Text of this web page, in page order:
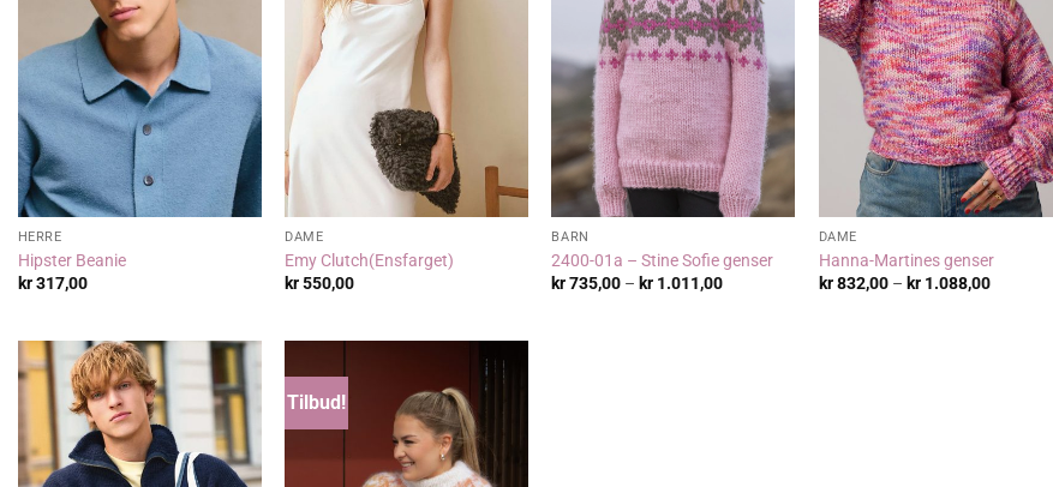
HERRE
Hipster Beanie
kr317,00
DAME
Emy Clutch(Ensfarget)
kr550,00
BARN
2400-01a – Stine Sofie genser
kr735,00 – kr 1.011,00Prisområde:
DAME
Hanna-Martines genser
kr832,00 – kr1.088,00
Tilbud!